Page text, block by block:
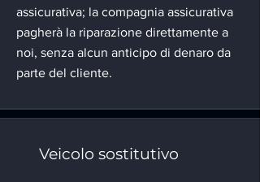
assicurativa; la compagnia assicurativa
pagherà la riparazione direttamente a
noi, senza alcun anticipo di denaro da
parte del cliente.
Veicolo sostitutivo